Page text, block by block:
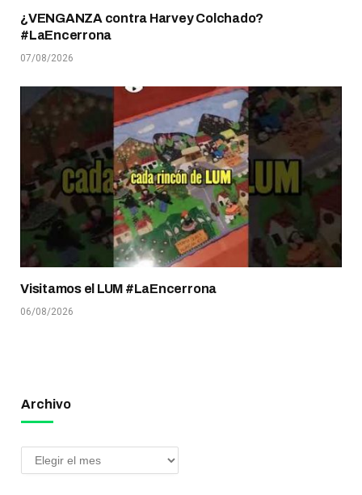
¿VENGANZA contra Harvey Colchado?
#LaEncerrona
07/08/2026
Visitamos el LUM #LaEncerrona
06/08/2026
Archivo